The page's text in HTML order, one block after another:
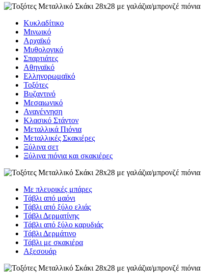
Κυκλαδίτικο
Μινωικό
Αρχαϊκό
Μυθολογικό
Σπαρτιάτες
Αθηναϊκό
Ελληνορωμαϊκό
Τοξότες
Βυζαντινό
Μεσαιωνικό
Αναγέννηση
Κλασικό Στάντον
Μεταλλικά Πιόνια
Μεταλλικές Σκακιέρες
Ξύλινα σετ
Ξύλινα πιόνια και σκακιέρες
Με πλευρικές μπάρες
Τάβλι από μαόνι
Τάβλι από ξύλο ελιάς
Τάβλι Δερματίνης
Τάβλι από ξύλο καρυδιάς
Τάβλι Δερμάτινο
Τάβλι με σκακιέρα
Αξεσουάρ